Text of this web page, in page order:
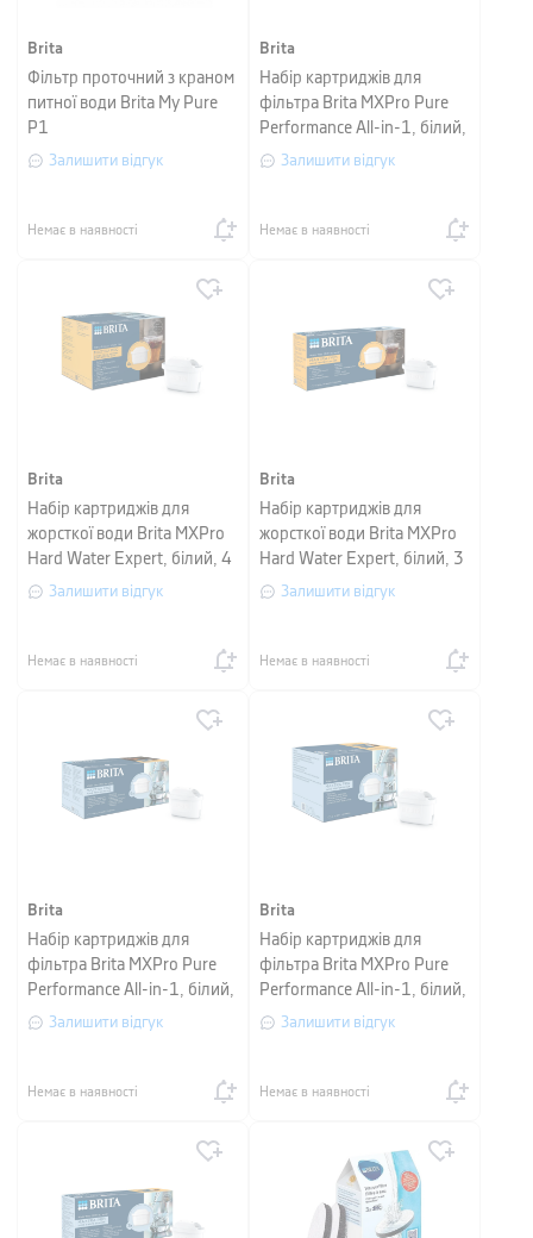
Brita
Фільтр проточний з краном
питної води Brita My Pure
P1
Залишити відгук
Немає в наявності
Brita
Набір картриджів для
фільтра Brita MXPro Pure
Performance All-in-1, білий,
5+1 шт
Залишити відгук
Немає в наявності
Brita
Набір картриджів для
жорсткої води Brita MXPro
Hard Water Expert, білий, 4
шт Залишити відгук
Немає в наявності
Brita
Набір картриджів для
жорсткої води Brita MXPro
Hard Water Expert, білий, 3
шт Залишити відгук
Немає в наявності
Brita
Набір картриджів для
фільтра Brita MXPro Pure
Performance All-in-1, білий,
6 штЗалишити відгук
Немає в наявності
Brita
Набір картриджів для
фільтра Brita MXPro Pure
Performance All-in-1, білий,
4 штЗалишити відгук
Немає в наявності